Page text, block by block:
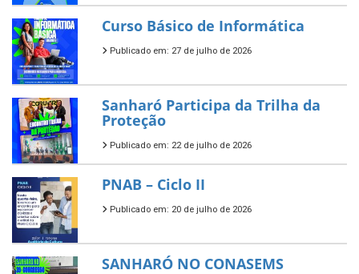
Curso Básico de Informática
Publicado em: 27 de julho de 2026
Sanharó Participa da Trilha da
Proteção
Publicado em: 22 de julho de 2026
PNAB – Ciclo II
Publicado em: 20 de julho de 2026
SANHARÓ NO CONASEMS